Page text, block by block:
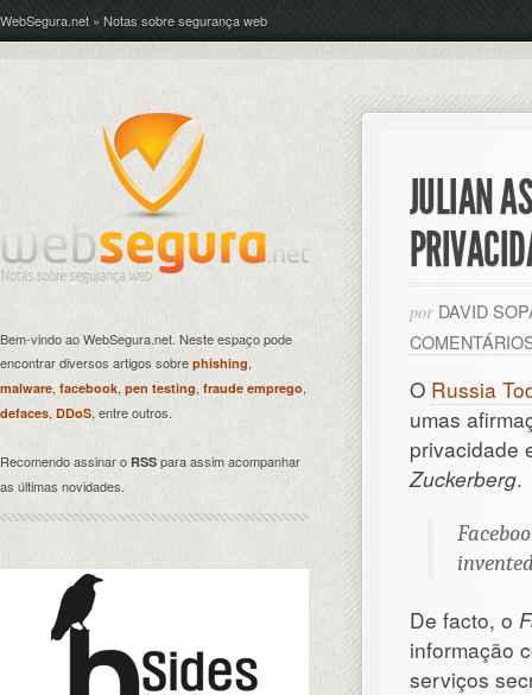
WebSegura.net » Notas sobre segurança web
JULIAN
por DAVID
O Russia
umas
privacidade
Zuckerberg.
De facto, o
informação
serviços
Bem-vindo ao WebSegura.net. Neste espaço pode
encontrar diversos artigos sobre phishing,
malware, facebook, pen testing fraude emprego,
defaces, DDoS, entre outros.
Recomendo assinar o RSS para assim acompanhar
as últimas novidades.